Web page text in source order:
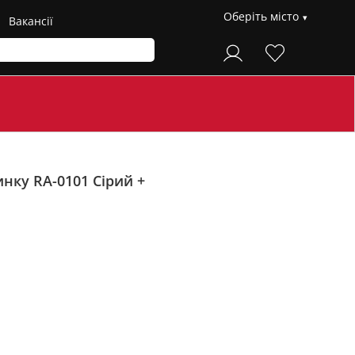
Вакансії Оберіть місто
RA-0101 Сірий +